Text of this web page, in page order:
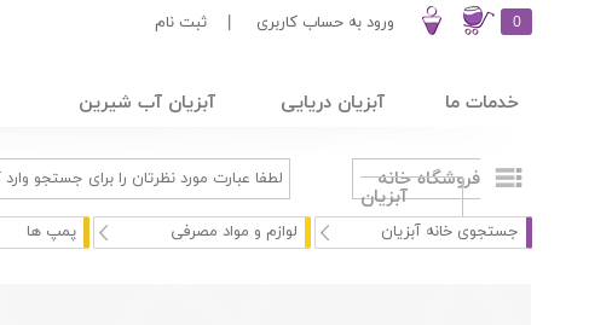
0 ورود به حساب کاربری ثبت نام
خدمات ما آبزیان دریایی آبزیان آب شیرین
فروشگاه خانه
آبزیان
جستجوی خانه آبزیان لوازم و مواد مصرفی پمپ ها